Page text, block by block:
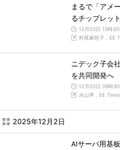
まるで「アメ
るチップレッ
12月03日 10時30
村尾麻悠子，EE
ニデック子会
を共同開発へ
12月03日 09時
永山準，EE
2025年12月2日
AIサーバ用基